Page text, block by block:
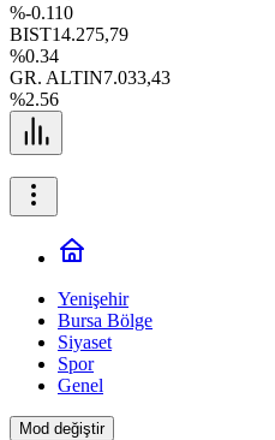
%-0.110
BIST14.275,79
%0.34
GR. ALTIN7.033,43
%2.56
Yenişehir
Bursa Bölge
Siyaset
Spor
Genel
Mod değiştir